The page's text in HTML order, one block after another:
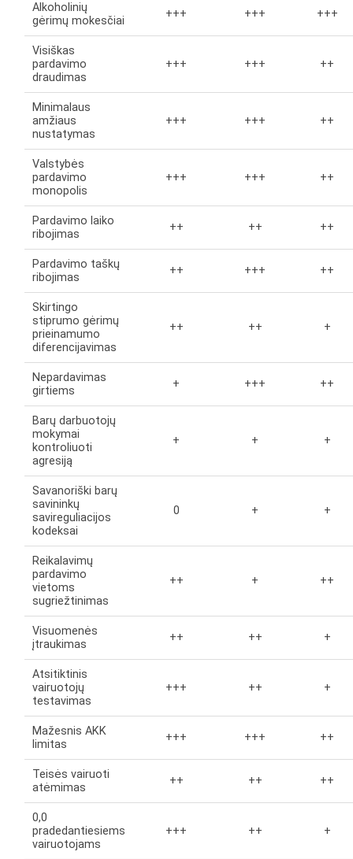
Alkoholinių
gėrimų mokesčiai
+++ +++ +++
Visiškas
pardavimo
draudimas
+++ +++ ++
Minimalaus
amžiaus
nustatymas
+++ +++ ++
Valstybės
pardavimo
monopolis
+++ +++ ++
Pardavimo laiko
ribojimas
++ ++ ++
Pardavimo taškų
ribojimas
++ +++ ++
Skirtingo
stiprumo gėrimų
prieinamumo
diferencijavimas
++ ++ +
Nepardavimas
girtiems
+ +++ ++
Barų darbuotojų
mokymai
kontroliuoti
agresiją
+ + +
Savanoriški barų
savininkų
savireguliacijos
kodeksai
0 + +
Reikalavimų
pardavimo
vietoms
sugriežtinimas
++ + ++
Visuomenės
įtraukimas
++ ++ +
Atsitiktinis
vairuotojų
testavimas
+++ ++ +
Mažesnis AKK
limitas
+++ +++ ++
Teisės vairuoti
atėmimas
++ ++ ++
0,0
pradedantiesiems
vairuotojams
+++ ++ +